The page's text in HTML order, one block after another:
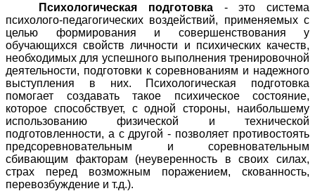
Психологическая подготовка- это система
психолого-педагогических воздействий, применяемых с
целью формирования и совершенствования у
обучающихся свойств личности и психических качеств,
необходимых для успешного выполнения тренировочной
деятельности, подготовки к соревнованиям и надежного
выступления в них. Психологическая подготовка
помогает создавать такое психическое состояние,
которое способствует, с одной стороны, наибольшему
использованию физической и технической
подготовленности, а с другой - позволяет противостоять
предсоревновательным и соревновательным
сбивающим факторам (неуверенность в своих силах,
страх перед возможным поражением, скованность,
перевозбуждение и т.д.).